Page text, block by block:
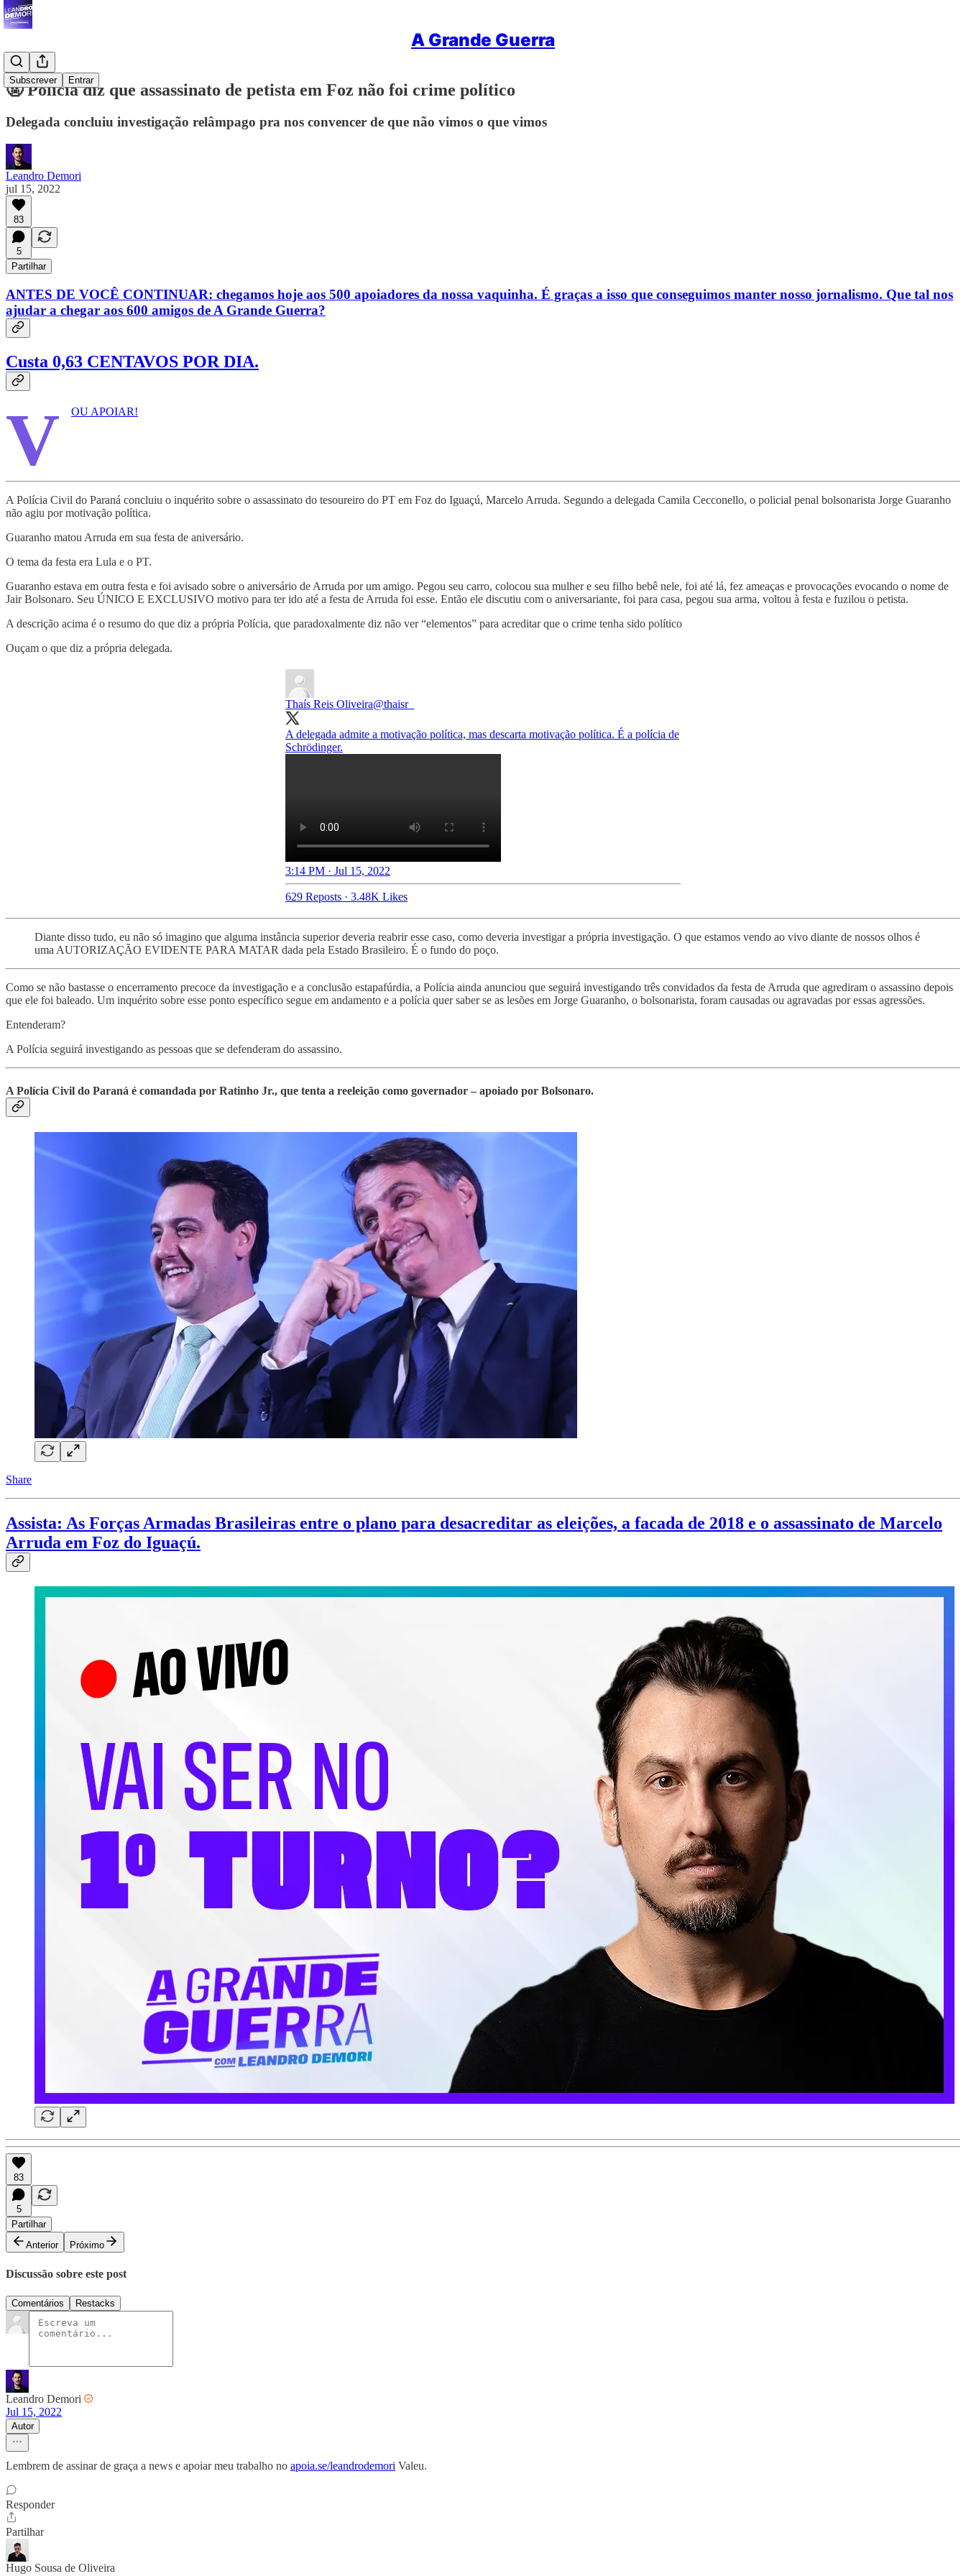
A Grande Guerra
Subscrever Entrar
🤬 Polícia diz que assassinato de petista em Foz não foi crime político
Delegada concluiu investigação relâmpago pra nos convencer de que não vimos o que vimos
Leandro Demori
jul 15, 2022
83
5
Partilhar
ANTES DE VOCÊ CONTINUAR: chegamos hoje aos 500 apoiadores da nossa vaquinha. É graças a isso que conseguimos manter nosso jornalismo. Que tal nos
ajudar a chegar aos 600 amigos de A Grande Guerra?
Custa 0,63 CENTAVOS POR DIA.
V OU APOIAR!
A Polícia Civil do Paraná concluiu o inquérito sobre o assassinato do tesoureiro do PT em Foz do Iguaçú, Marcelo Arruda. Segundo a delegada Camila Cecconello, o policial penal bolsonarista Jorge Guaranho
não agiu por motivação política.
Guaranho matou Arruda em sua festa de aniversário.
O tema da festa era Lula e o PT.
Guaranho estava em outra festa e foi avisado sobre o aniversário de Arruda por um amigo. Pegou seu carro, colocou sua mulher e seu filho bebê nele, foi até lá, fez ameaças e provocações evocando o nome de
Jair Bolsonaro. Seu ÚNICO E EXCLUSIVO motivo para ter ido até a festa de Arruda foi esse. Então ele discutiu com o aniversariante, foi para casa, pegou sua arma, voltou à festa e fuzilou o petista.
A descrição acima é o resumo do que diz a própria Polícia, que paradoxalmente diz não ver “elementos” para acreditar que o crime tenha sido político
Ouçam o que diz a própria delegada.
Thaís Reis Oliveira@thaisr_
A delegada admite a motivação política, mas descarta motivação política. É a polícia de
3:14 PM · Jul 15, 2022
629 Reposts · 3.48K Likes
Diante disso tudo, eu não só imagino que alguma instância superior deveria reabrir esse caso, como deveria investigar a própria investigação. O que estamos vendo ao vivo diante de nossos olhos é
uma AUTORIZAÇÃO EVIDENTE PARA MATAR dada pela Estado Brasileiro. É o fundo do poço.
Como se não bastasse o encerramento precoce da investigação e a conclusão estapafúrdia, a Polícia ainda anunciou que seguirá investigando três convidados da festa de Arruda que agrediram o assassino depois
que ele foi baleado. Um inquérito sobre esse ponto específico segue em andamento e a polícia quer saber se as lesões em Jorge Guaranho, o bolsonarista, foram causadas ou agravadas por essas agressões.
Entenderam?
A Polícia seguirá investigando as pessoas que se defenderam do assassino.
A Polícia Civil do Paraná é comandada por Ratinho Jr., que tenta a reeleição como governador – apoiado por Bolsonaro.
Share
Assista: As Forças Armadas Brasileiras entre o plano para desacreditar as eleições, a facada de 2018 e o assassinato de Marcelo
Arruda em Foz do Iguaçú.
83
5
Partilhar
Anterior
Próximo
Discussão sobre este post
Comentários Restacks
Leandro Demori
Jul 15, 2022
Autor
Lembrem de assinar de graça a news e apoiar meu trabalho no apoia.se/leandrodemori Valeu.
Responder
Partilhar
Hugo Sousa de Oliveira